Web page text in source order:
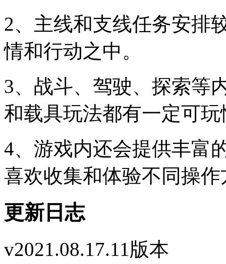
2、主线和支线任务安排
情和行动之中。
3、战斗、驾驶、探索等
和载具玩法都有一定可玩
4、游戏内还会提供丰富
喜欢收集和体验不同操
更新日志
v2021.08.17.11版本